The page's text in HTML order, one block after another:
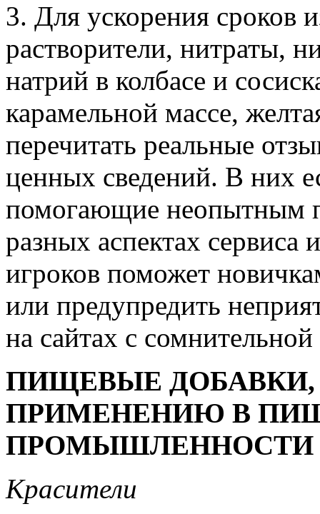
3. Для ускорения сроков
растворители, нитраты,
натрий в колбасе и
карамельной массе,
перечитать реальные
ценных сведений. В них
помогающие неопытным
разных аспектах
игроков поможет
или предупредить
на сайтах с
ПИЩЕВЫЕ
ПРИМЕНЕНИЮ В
ПРОМЫШЛЕННОСТИ
Красители